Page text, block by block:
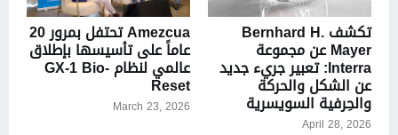
تكشف Bernhard H.
Mayer عن مجموعة
Interra: تعبير جريء جديد
عن الشكل والحركة
والحِرفية السويسرية
April 28, 2026
Amezcua تحتفل بمرور 20
عاماً على تأسيسها بإطلاق
عالمي لنظام GX-1 Bio-
Reset
March 23, 2026